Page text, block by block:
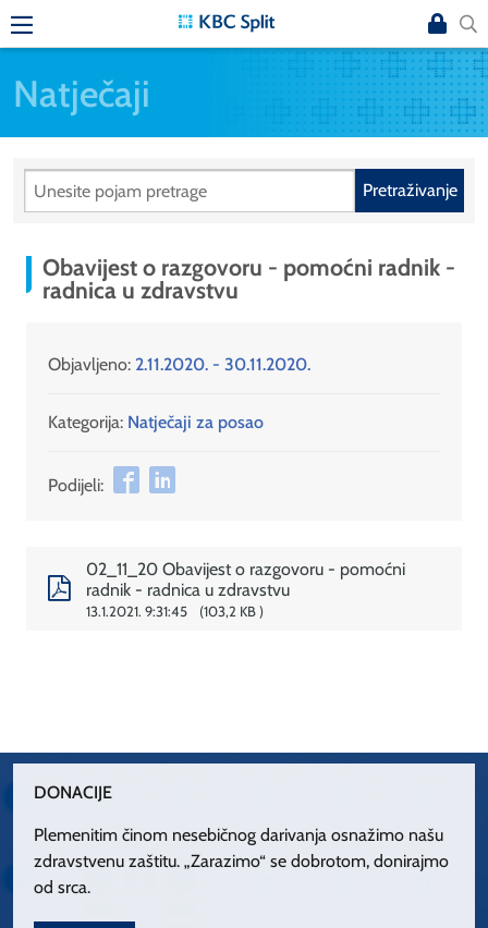
Natječaji
Pretraživanje
Obavijest o razgovoru - pomoćni radnik -
radnica u zdravstvu
Objavljeno: 2.11.2020. - 30.11.2020.
Kategorija: Natječaji za posao
Podijeli:
02_11_20 Obavijest o razgovoru - pomoćni
radnik - radnica u zdravstvu
13.1.2021. 9:31:45 103,2 KB
DONACIJE
Plemenitim činom nesebičnog darivanja osnažimo našu
zdravstvenu zaštitu. „Zarazimo“ se dobrotom, donirajmo
od srca.